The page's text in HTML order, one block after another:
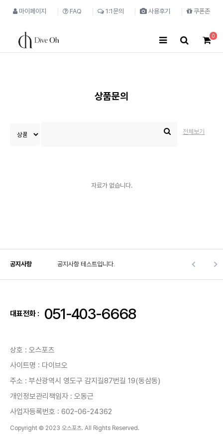
마이페이지 FAQ 1:1문의 사용후기 쿠폰존
0
상품문의
전체보기
자료가 없습니다.
공지사항 공지사항 테스트입니다.
대표전화 : 051-403-6668
상호 : 오스포츠
사이트명 : 다이브오
주소 : 부산광역시 영도구 감지길87번길 19(동삼동)
개인정보관리책임자 : 오동근
사업자등록번호 : 602-06-24362
Copyright © 2023 오스포츠. All Rights Reserved.